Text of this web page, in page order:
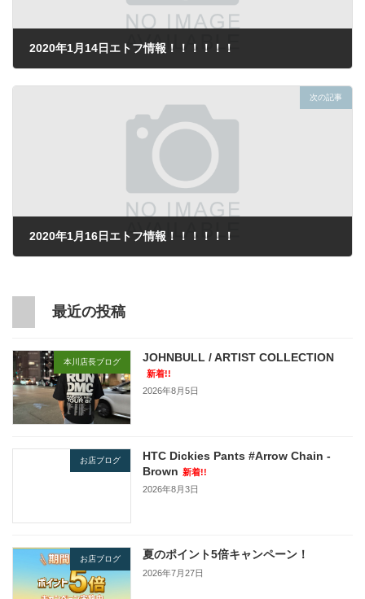
2020年1月14日エトフ情報！！！！！！
次の記事
2020年1月16日エトフ情報！！！！！！
最近の投稿
本川店長ブログ JOHNBULL / ARTIST COLLECTION
新着!!
2026年8月5日
お店ブログ
HTC Dickies Pants #Arrow Chain -
Brown 新着!!
2026年8月3日
お店ブログ 夏のポイント5倍キャンペーン！
2026年7月27日